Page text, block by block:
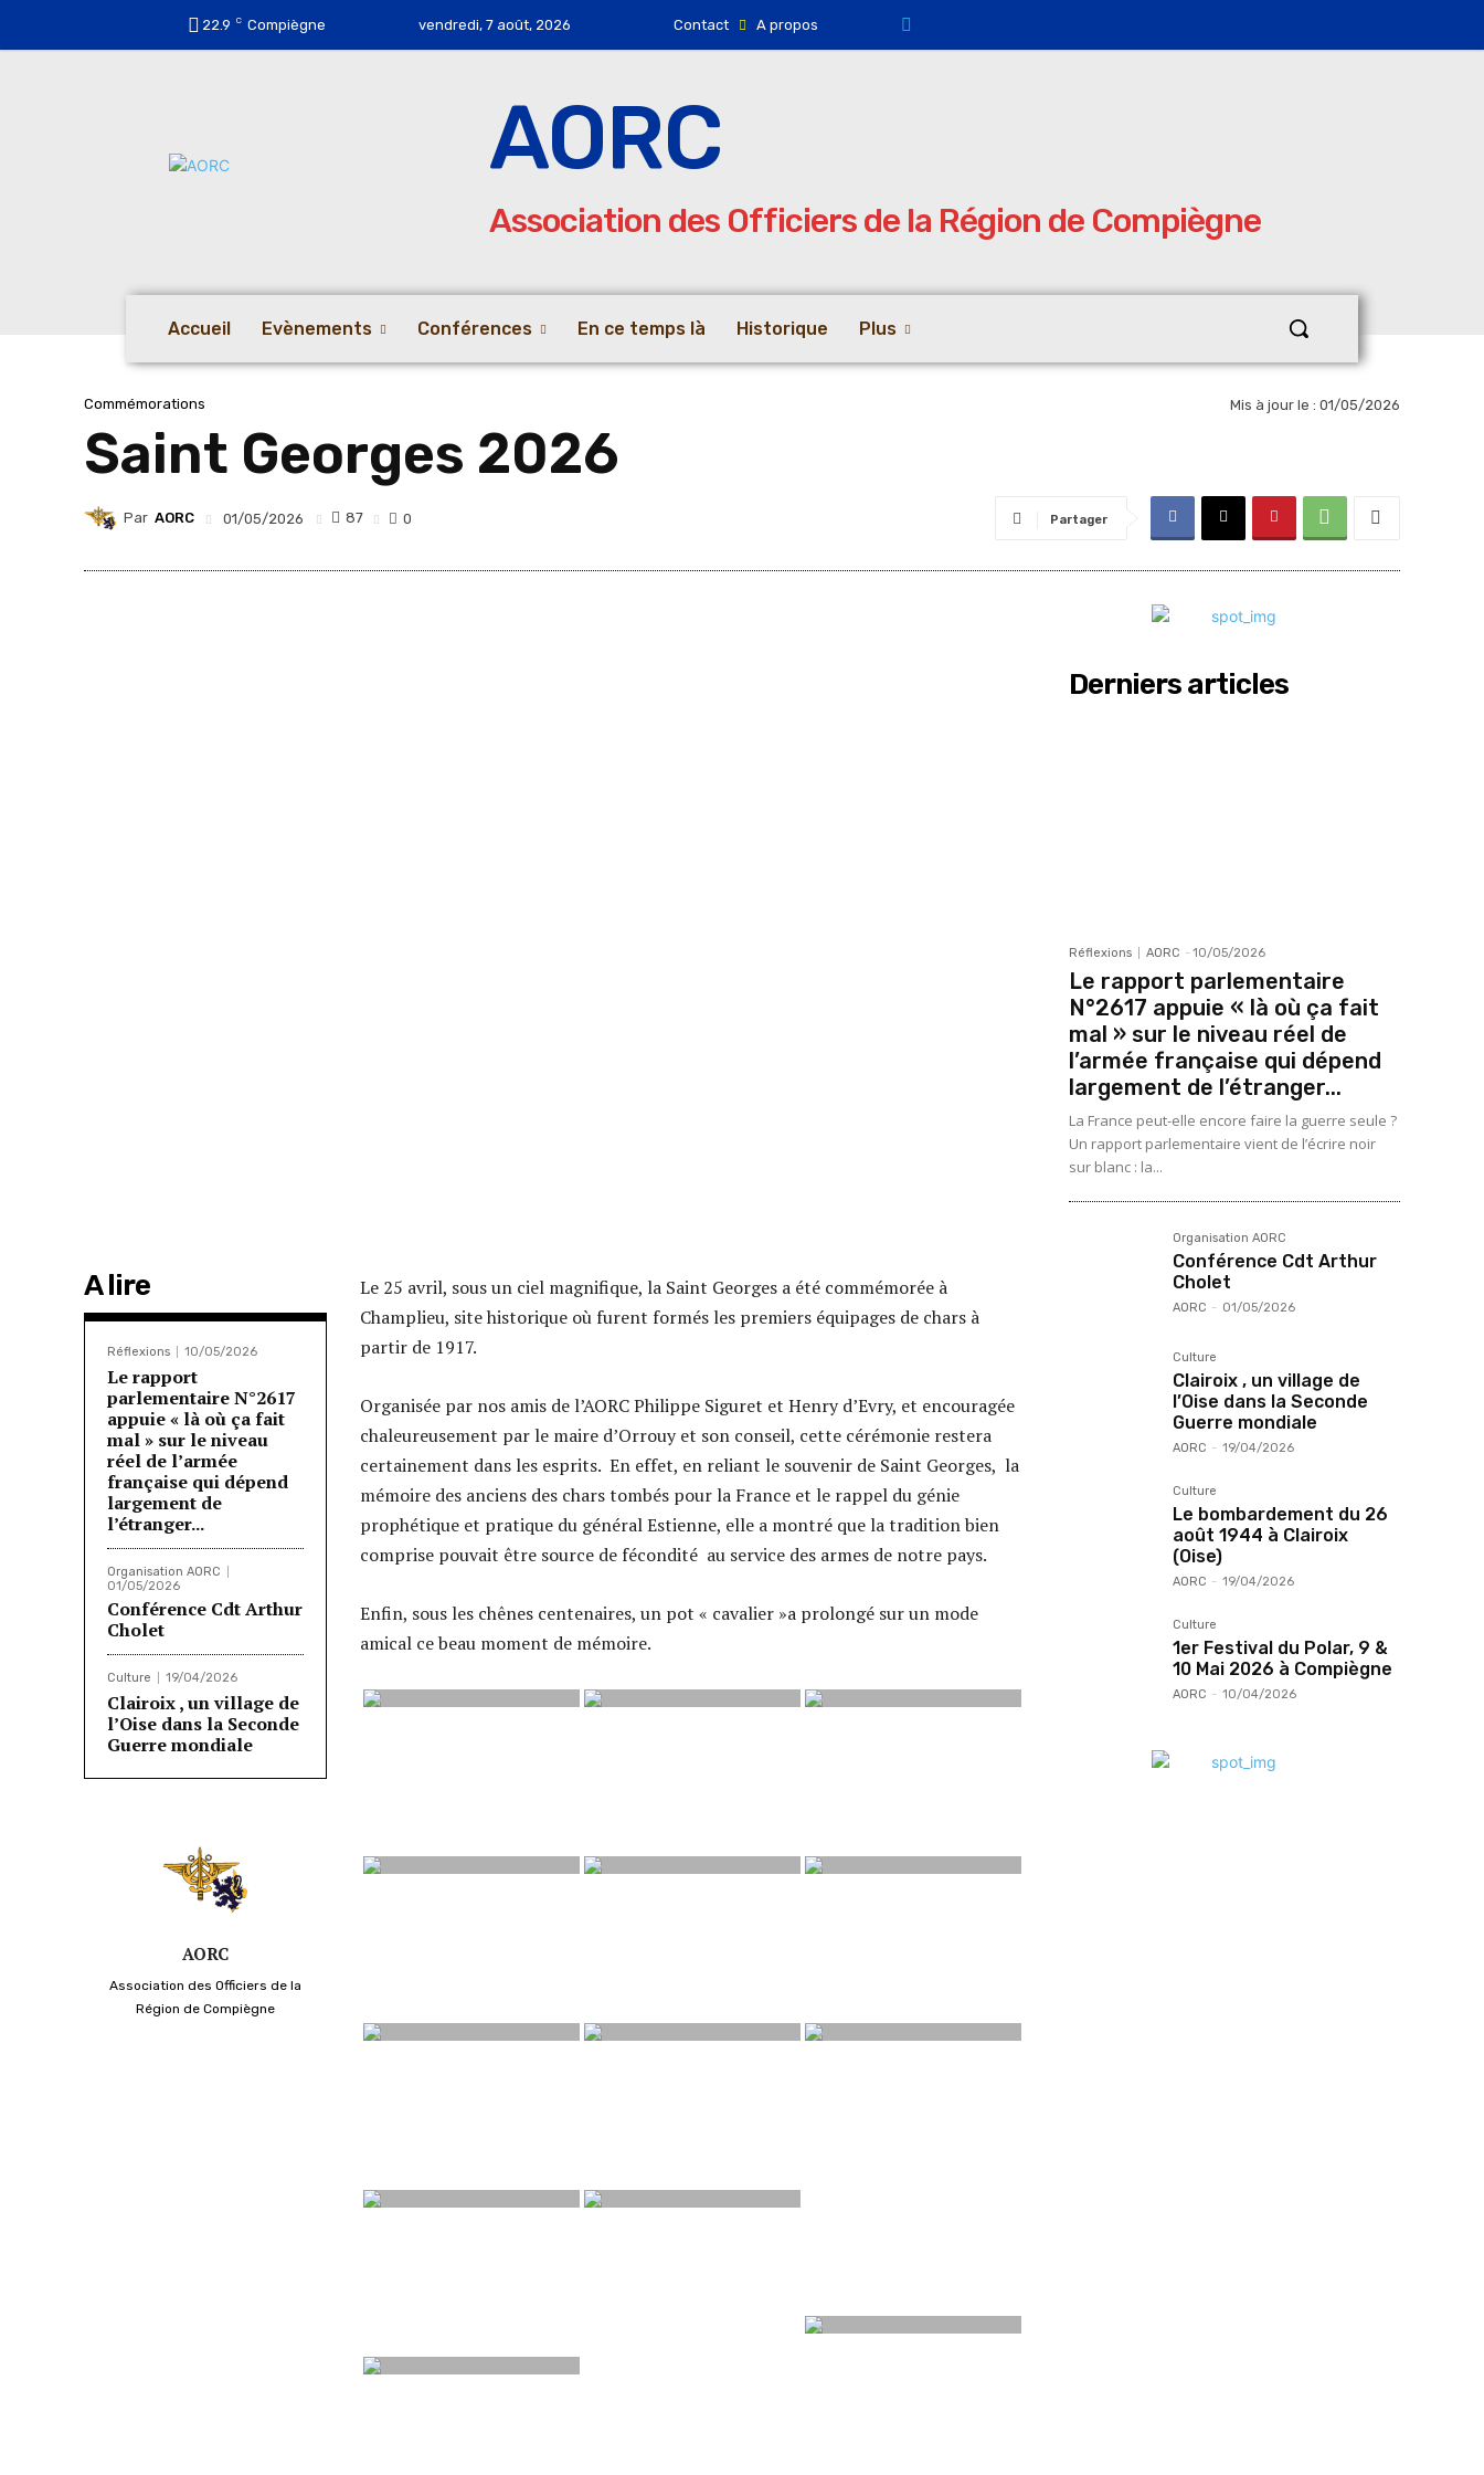
22.9 C Compiègne vendredi, 7 août, 2026 Contact A propos
AORC
Association des Officiers de la Région de Compiègne
Accueil Evènements Conférences En ce temps là Historique Plus
Commémorations Mis à jour le : 01/05/2026
Saint Georges 2026
Par AORC 01/05/2026 87 0 Partager
A lire
Réflexions 10/05/2026
Le rapport
parlementaire N°2617
appuie « là où ça fait
mal » sur le niveau
réel de l’armée
française qui dépend
largement de
l’étranger...
Organisation AORC
01/05/2026
Conférence Cdt Arthur
Cholet
Culture 19/04/2026
Clairoix , un village de
l’Oise dans la Seconde
Guerre mondiale
AORC
Association des Officiers de la
Région de Compiègne
Le 25 avril, sous un ciel magnifique, la Saint Georges a été commémorée à
Champlieu, site historique où furent formés les premiers équipages de chars à
partir de 1917.
Organisée par nos amis de l’AORC Philippe Siguret et Henry d’Evry, et encouragée
chaleureusement par le maire d’Orrouy et son conseil, cette cérémonie restera
certainement dans les esprits. En effet, en reliant le souvenir de Saint Georges, la
mémoire des anciens des chars tombés pour la France et le rappel du génie
prophétique et pratique du général Estienne, elle a montré que la tradition bien
comprise pouvait être source de fécondité au service des armes de notre pays.
Enfin, sous les chênes centenaires, un pot « cavalier »a prolongé sur un mode
amical ce beau moment de mémoire.
Derniers articles
Réflexions AORC - 10/05/2026
Le rapport parlementaire
N°2617 appuie « là où ça fait
mal » sur le niveau réel de
l’armée française qui dépend
largement de l’étranger...
La France peut-elle encore faire la guerre seule ?
Un rapport parlementaire vient de l’écrire noir
sur blanc : la...
Organisation AORC
Conférence Cdt Arthur
Cholet
AORC - 01/05/2026
Culture
Clairoix , un village de
l’Oise dans la Seconde
Guerre mondiale
AORC - 19/04/2026
Culture
Le bombardement du 26
août 1944 à Clairoix
(Oise)
AORC - 19/04/2026
Culture
1er Festival du Polar, 9 &
10 Mai 2026 à Compiègne
AORC - 10/04/2026